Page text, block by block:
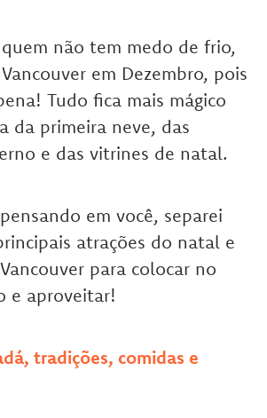
quem não tem medo de frio,
em Dezembro, pois
Tudo fica mais mágico
da primeira neve, das
e das vitrines de natal.
em você, separei
atrações do natal e
para colocar no
e aproveitar!
tradições, comidas e